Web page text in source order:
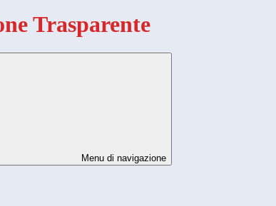
Trasparente
Menu di navigazione